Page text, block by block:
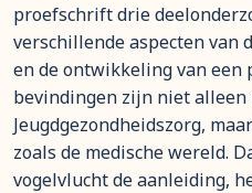
proefschrift drie
verschillende aspecten van
en de ontwikkeling van een
bevindingen zijn niet
Jeugdgezondheidszorg,
zoals de medische wereld.
vogelvlucht de aanleiding,